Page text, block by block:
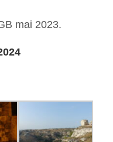
mai 2023.